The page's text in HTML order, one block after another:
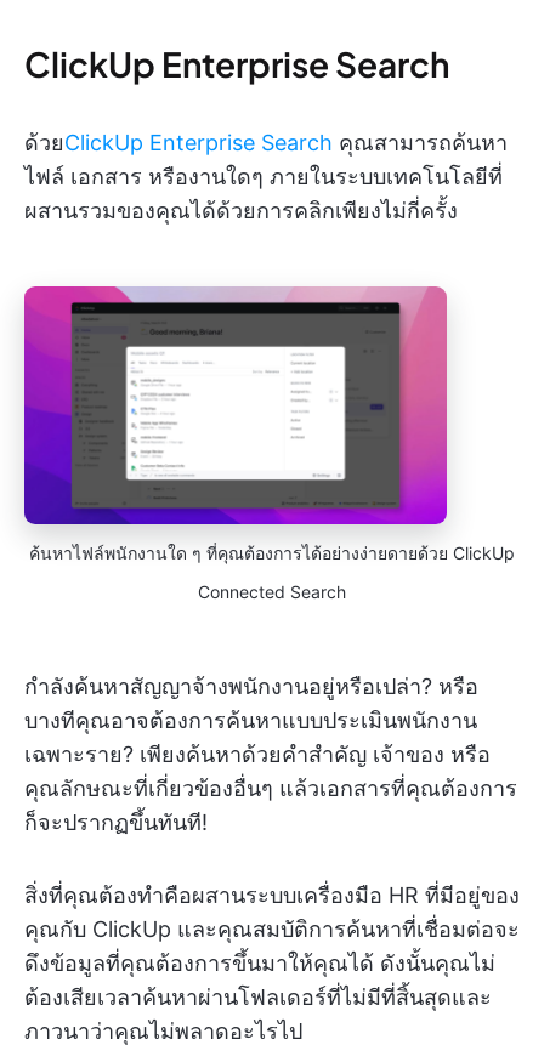
ClickUp Enterprise Search
ด้วยClickUp Enterprise Search คุณสามารถค้นหา
ไฟล์ เอกสาร หรืองานใดๆ ภายในระบบเทคโนโลยีที่
ผสานรวมของคุณได้ด้วยการคลิกเพียงไม่กี่ครั้ง
ค้นหาไฟล์พนักงานใด ๆ ที่คุณต้องการได้อย่างง่ายดายด้วย ClickUp
Connected Search
กำลังค้นหาสัญญาจ้างพนักงานอยู่หรือเปล่า? หรือ
บางทีคุณอาจต้องการค้นหาแบบประเมินพนักงาน
เฉพาะราย? เพียงค้นหาด้วยคำสำคัญ เจ้าของ หรือ
คุณลักษณะที่เกี่ยวข้องอื่นๆ แล้วเอกสารที่คุณต้องการ
ก็จะปรากฏขึ้นทันที!
สิ่งที่คุณต้องทำคือผสานระบบเครื่องมือ HR ที่มีอยู่ของ
คุณกับ ClickUp และคุณสมบัติการค้นหาที่เชื่อมต่อจะ
ดึงข้อมูลที่คุณต้องการขึ้นมาให้คุณได้ ดังนั้นคุณไม่
ต้องเสียเวลาค้นหาผ่านโฟลเดอร์ที่ไม่มีที่สิ้นสุดและ
ภาวนาว่าคุณไม่พลาดอะไรไป